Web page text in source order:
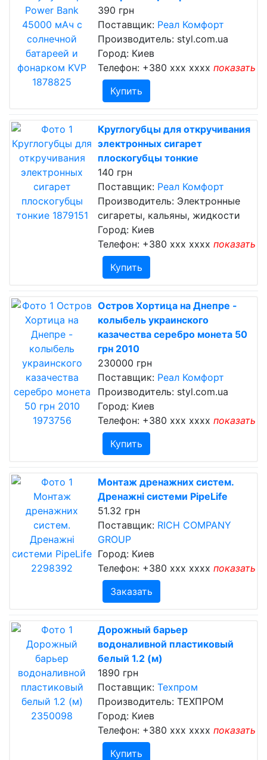
390 грн
Поставщик: Реал Комфорт
Производитель: styl.com.ua
Город: Киев
Телефон: +380 xxx xxxx показать
Купить
Круглогубцы для откручивания
электронных сигарет
плоскогубцы тонкие
140 грн
Поставщик: Реал Комфорт
Производитель: Электронные
сигареты, кальяны, жидкости
Город: Киев
Телефон: +380 xxx xxxx показать
Купить
Остров Хортица на Днепре -
колыбель украинского
казачества серебро монета 50
грн 2010
230000 грн
Поставщик: Реал Комфорт
Производитель: styl.com.ua
Город: Киев
Телефон: +380 xxx xxxx показать
Купить
Монтаж дренажних систем.
Дренажні системи PipeLife
51.32 грн
Поставщик: RICH COMPANY
GROUP
Город: Киев
Телефон: +380 xxx xxxx показать
Заказать
Дорожный барьер
водоналивной пластиковый
белый 1.2 (м)
1890 грн
Поставщик: Техпром
Производитель: ТЕХПРОМ
Город: Киев
Телефон: +380 xxx xxxx показать
Купить